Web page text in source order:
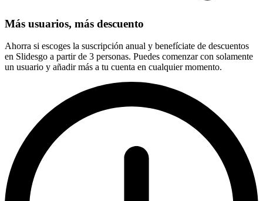
Más usuarios, más descuento
Ahorra si escoges la suscripción anual y benefíciate de descuentos
en Slidesgo a partir de 3 personas. Puedes comenzar con solamente
un usuario y añadir más a tu cuenta en cualquier momento.